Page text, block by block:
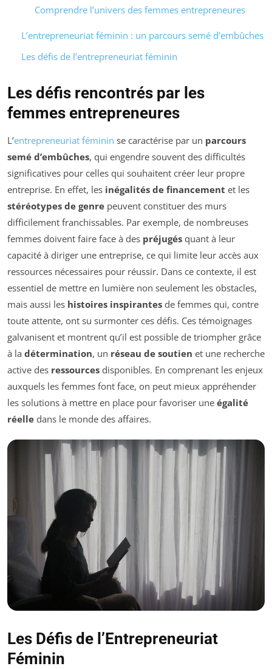
Comprendre l’univers des femmes entrepreneures
L’entrepreneuriat féminin : un parcours semé d’embûches
Les défis de l’entrepreneuriat féminin
Les défis rencontrés par les
femmes entrepreneures
L’entrepreneuriat féminin se caractérise par un parcours
semé d’embûches, qui engendre souvent des difficultés
significatives pour celles qui souhaitent créer leur propre
entreprise. En effet, les inégalités de financement et les
stéréotypes de genre peuvent constituer des murs
difficilement franchissables. Par exemple, de nombreuses
femmes doivent faire face à des préjugés quant à leur
capacité à diriger une entreprise, ce qui limite leur accès aux
ressources nécessaires pour réussir. Dans ce contexte, il est
essentiel de mettre en lumière non seulement les obstacles,
mais aussi les histoires inspirantes de femmes qui, contre
toute attente, ont su surmonter ces défis. Ces témoignages
galvanisent et montrent qu’il est possible de triompher grâce
à la détermination, un réseau de soutien et une recherche
active des ressources disponibles. En comprenant les enjeux
auxquels les femmes font face, on peut mieux appréhender
les solutions à mettre en place pour favoriser une égalité
réelle dans le monde des affaires.
Les Défis de l’Entrepreneuriat
Féminin